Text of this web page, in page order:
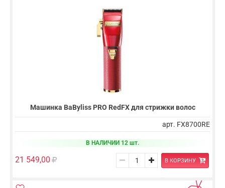
Машинка BaByliss PRO RedFX для стрижки волос
арт. FX8700RE
В НАЛИЧИИ 12 шт.
21 549,00 В КОРЗИНУ